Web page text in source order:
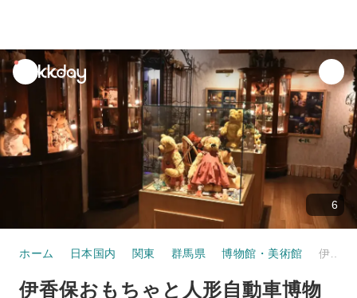
unread
notifications
6
ホーム 日本国内 関東 群馬県 博物館・美術館
伊香保おもちゃと人形自動車博物